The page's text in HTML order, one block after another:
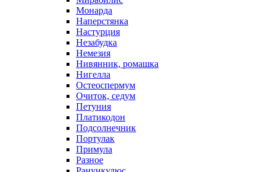
Монарда
Наперстянка
Настурция
Незабудка
Немезия
Нивянник, ромашка
Нигелла
Остеоспермум
Очиток, седум
Петуния
Платикодон
Подсолнечник
Портулак
Примула
Разное